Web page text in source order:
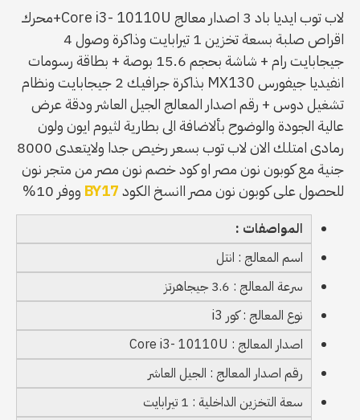
لاب توب ايديا باد 3 اصدار معالج Core i3- 10110U+محرك
اقراص صلبة بسعة تخزين 1 تيرابايت وذاكرة وصول 4
جيجابايت رام + شاشة بحجم 15.6 بوصة + بطاقة رسومات
انفيديا جيفورس MX130 بذاكرة جرافيك 2 جيجابايت ونظام
تشغيل دوس + رقم اصدار المعالج الجيل العاشر ودقة عرض
عالية الجودة والوضوح بألاضافة الى بطارية لثيوم ايون ولون
رمادى امتلك الان لاب توب بسعر رخيص جدا ولايتعدى 8000
جنية مع كوبون نون مصر او كود خصم نون مصر من متجر نون
للحصول على كوبون نون مصر اانسخ الكودBY17 ووفر 10%
المواصفات :
اسم المعالج : انتل
سرعة المعالج : 3.6 جيجاهرتز
نوع المعالج : كور i3
اصدار المعالج : Core i3- 10110U
رقم اصدار المعالج : الجيل العاشر
سعة التخزين الداخلية : 1 تيرابايت